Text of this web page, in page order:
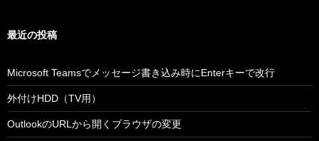
最近の投稿
Microsoft Teamsでメッセージ書き込み時にEnterキーで改行
外付けHDD（TV用）
OutlookのURLから開くブラウザの変更